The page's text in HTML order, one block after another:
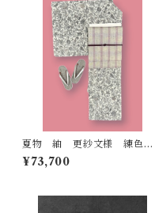
夏物 紬 更紗文様 練色の
地 鈍色 墨色 銀煤竹色などの
シックで上品なお色味 裄丈
¥73,700